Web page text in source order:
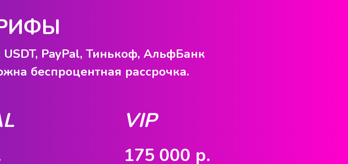
PayPal, Тинькоф, АльфБанк
беспроцентная рассрочка.
VIP
175 000 р.